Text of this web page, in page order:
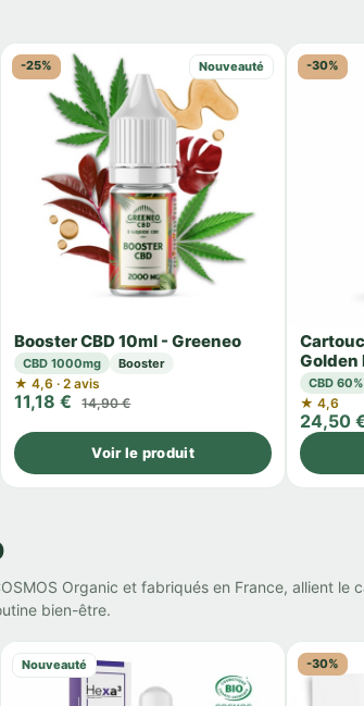
-25% Nouveauté
Booster CBD 10ml - Greeneo
CBD 1000mg Booster
★ 4,6 · 2 avis
11,18 € 14,90 €
Voir le produit
-30%
Golden
CBD 60%
★ 4,6
24,50
Organic et fabriqués en France, allient le
bien-être.
Nouveauté -30%